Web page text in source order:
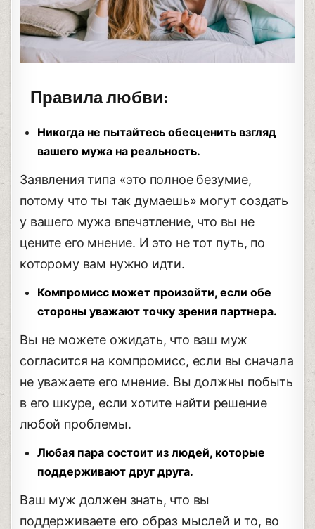
Правила любви:
Никогда не пытайтесь обесценить взгляд
вашего мужа на реальность.
Заявления типа «это полное безумие,
потому что ты так думаешь» могут создать
у вашего мужа впечатление, что вы не
цените его мнение. И это не тот путь, по
которому вам нужно идти.
Компромисс может произойти, если обе
стороны уважают точку зрения партнера.
Вы не можете ожидать, что ваш муж
согласится на компромисс, если вы сначала
не уважаете его мнение. Вы должны побыть
в его шкуре, если хотите найти решение
любой проблемы.
Любая пара состоит из людей, которые
поддерживают друг друга.
Ваш муж должен знать, что вы
поддерживаете его образ мыслей и то, во